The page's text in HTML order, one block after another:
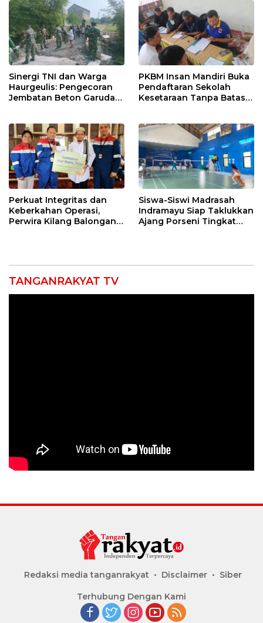
Sinergi TNI dan Warga
Haurgeulis: Pengecoran
Jembatan Beton Garuda
PKBM Insan Mandiri Buka
Pendaftaran Sekolah
Kesetaraan Tanpa Batas
Perkuat Integritas dan
Keberkahan Operasi,
Perwira Kilang Balongan
Siswa-Siswi Madrasah
Indramayu Siap Taklukkan
Ajang Porseni Tingkat
TANGANRAKYAT TV
Redaksi media tanganrakyat Disclaimer Siber
Terhubung Dengan Kami